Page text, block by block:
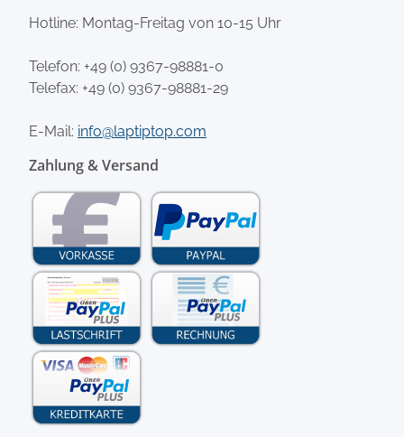
Hotline: Montag-Freitag von 10-15 Uhr
Telefon: +49 (0) 9367-98881-0
Telefax: +49 (0) 9367-98881-29
E-Mail: info@laptiptop.com
Zahlung & Versand